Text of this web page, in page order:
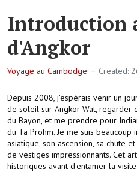
Introduction
d'Angkor
Voyage au Cambodge Created:
Depuis 2008, j'espérais venir un
de soleil sur Angkor Wat, regarder
du Bayon, et me prendre pour
du Ta Prohm. Je me suis
asiatique, son ascension, sa chute
de vestiges impressionnants. Cet
historiques avant d'entamer la visite